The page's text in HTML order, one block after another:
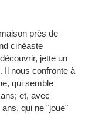
près de
cinéaste
jette un
Il nous confronte à
qui semble
et, avec
qui ne "joue"